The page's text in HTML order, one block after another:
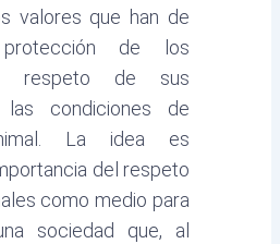
valores que han de
de los
respeto de sus
condiciones de
La idea es
del respeto
como medio para
sociedad que, al